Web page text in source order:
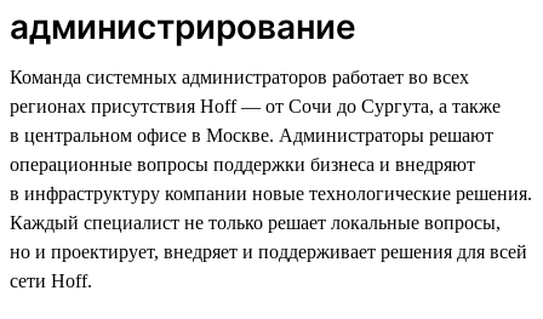
администрирование
Команда системных администраторов работает во всех
регионах присутствия Hoff — от Сочи до Сургута, а также
в центральном офисе в Москве. Администраторы решают
операционные вопросы поддержки бизнеса и внедряют
в инфраструктуру компании новые технологические решения.
Каждый специалист не только решает локальные вопросы,
но и проектирует, внедряет и поддерживает решения для всей
сети Hoff.